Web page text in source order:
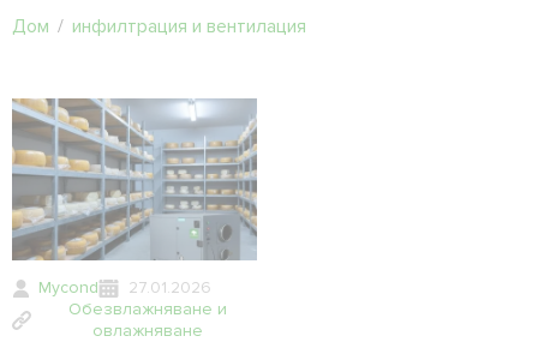
Дом / инфилтрация и вентилация
Mycond
27.01.2026
Обезвлажняване и
овлажняване